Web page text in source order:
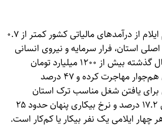
فریادی با بیان اینکه «سهم ایلام از درآمدهای مالیاتی کشور کمتر از ۰.۷
استان، فرار سرمایه و نیروی انسانی
است؛ به‌طوری که در ده سال گذشته بیش از ۱۲۰۰ میلیارد تومان
سرمایه بومی به استان‌های هم‌جوار مهاجرت کرده و ۴۷ درصد
برای یافتن شغل مناسب ترک استان
کرده‌اند. نرخ بیکاری رسمی ۱۷.۲ درصد و نرخ بیکاری پنهان حدود ۲۵
چهار ایلامی یک نفر بیکار یا کم‌کار است.